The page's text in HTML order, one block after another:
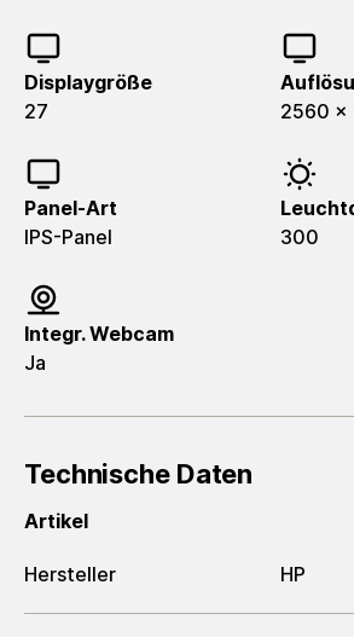
Displaygröße
27
2560 x
Panel-Art
IPS-Panel
300
Integr. Webcam
Ja
Technische Daten
Artikel
Hersteller HP